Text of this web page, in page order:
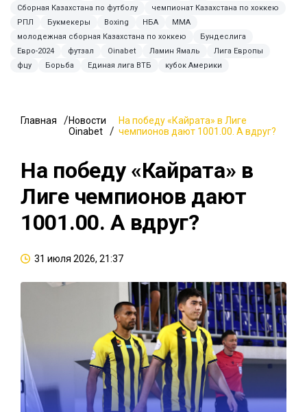
Сборная Казахстана по футболу
чемпионат Казахстана по хоккею
РПЛ
Букмекеры Boxing НБА
MMA
молодежная сборная Казахстана по хоккею
Бундеслига
Евро-2024
футзал Oinabet Ламин Ямаль
Лига Европы
фцу
Борьба Единая лига ВТБ кубок Америки
Главная
Новости
Oinabet
На победу «Кайрата» в Лиге
чемпионов дают 1001.00. А вдруг?
На победу «Кайрата» в
Лиге чемпионов дают
1001.00. А вдруг?
31 июля 2026, 21:37